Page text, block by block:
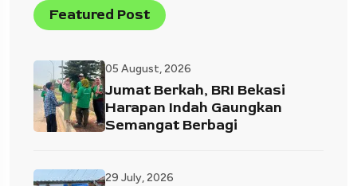
Featured Post
05 August, 2026
Jumat Berkah, BRI Bekasi
Harapan Indah Gaungkan
Semangat Berbagi
29 July, 2026